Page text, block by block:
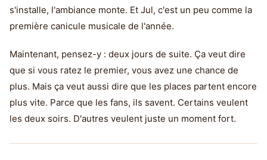
s'installe, l'ambiance monte. Et Jul, c'est un peu comme la
première canicule musicale de l'année.
Maintenant, pensez-y : deux jours de suite. Ça veut dire
que si vous ratez le premier, vous avez une chance de
plus. Mais ça veut aussi dire que les places partent encore
plus vite. Parce que les fans, ils savent. Certains veulent
les deux soirs. D'autres veulent juste un moment fort.